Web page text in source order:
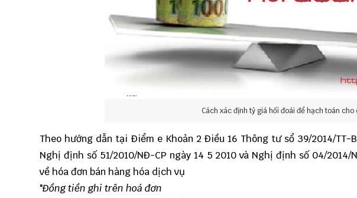
Cách xác định tỷ giá hối đoái để hạch toán
Theo hướng dẫn tại Điểm e Khoản 2 Điều 16 Thông tư sổ 39/2014/TT-
Nghị định số 51/2010/NĐ-CP ngày 14 5 2010 và Nghị định số 04/
về hóa đơn bán hàng hóa dịch vụ
"Đồng tiền ghi trên hoá đơn